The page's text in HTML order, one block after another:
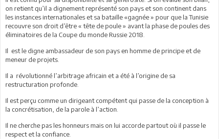
on retient qu’il a dignement représenté son pays et son continent dans
les instances internationales et sa bataille «gagnée » pour que la Tunisie
recouvre son droit d’être « tête de poule » avant la phase de poules des
éliminatoires de la Coupe du monde Russie 2018.
Il est le digne ambassadeur de son pays en homme de principe et de
meneur de projets.
Il a révolutionné l’arbitrage africain et a été à l’origine de sa
restructuration profonde.
Il est perçu comme un dirigeant compétent qui passe de la conception à
la concrétisation, de la parole à l’action.
Il ne cherche pas les honneurs mais on lui accorde partout où il passe le
respect et la confiance.